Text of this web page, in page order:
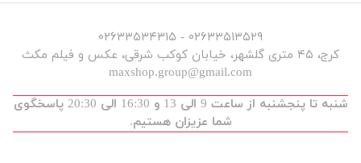
۰۲۶۳۳۵۱۳۵۲۹ - ۰۲۶۳۳۵۳۴۳۱۵
کرج، ۴۵ متری گلشهر، خیابان کوکب شرقی، عکس و فیلم مکث
maxshop.group@gmail.com
شنبه تا پنجشنبه از ساعت 9 الی 13 و 16:30 الی 20:30 پاسخگوی
شما عزیزان هستیم.